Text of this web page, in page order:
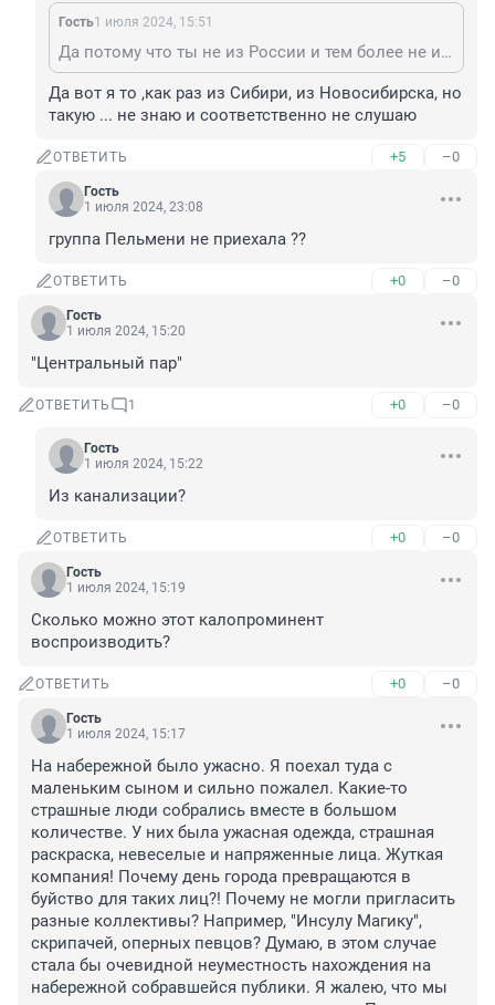
Гость1 июля 2024, 15:51
Да потому что ты не из России и тем более не из Сибири. У вас Верку Сердючку до сих пор слушают.
Да вот я то ,как раз из Сибири, из Новосибирска, но
такую ... не знаю и соответственно не слушаю
ОТВЕТИТЬ +5 –0
Гость
1 июля 2024, 23:08
группа Пельмени не приехала ??
ОТВЕТИТЬ +0 –0
Гость
1 июля 2024, 15:20
"Центральный пар"
ОТВЕТИТЬ 1 +0 –0
Гость
1 июля 2024, 15:22
Из канализации?
ОТВЕТИТЬ +0 –0
Гость
1 июля 2024, 15:19
Сколько можно этот калопроминент
воспроизводить?
ОТВЕТИТЬ +0 –0
Гость
1 июля 2024, 15:17
На набережной было ужасно. Я поехал туда с
маленьким сыном и сильно пожалел. Какие-то
страшные люди собрались вместе в большом
количестве. У них была ужасная одежда, страшная
раскраска, невеселые и напряженные лица. Жуткая
компания! Почему день города превращаются в
буйство для таких лиц?! Почему не могли пригласить
разные коллективы? Например, "Инсулу Магику",
скрипачей, оперных певцов? Думаю, в этом случае
стала бы очевидной неуместность нахождения на
набережной собравшейся публики. Я жалею, что мы